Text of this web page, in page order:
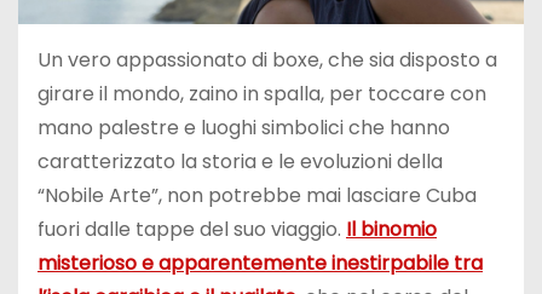
Un vero appassionato di boxe, che sia disposto a
girare il mondo, zaino in spalla, per toccare con
mano palestre e luoghi simbolici che hanno
caratterizzato la storia e le evoluzioni della
“Nobile Arte”, non potrebbe mai lasciare Cuba
fuori dalle tappe del suo viaggio. Il binomio
misterioso e apparentemente inestirpabile tra